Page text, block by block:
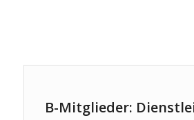
B-Mitglieder: